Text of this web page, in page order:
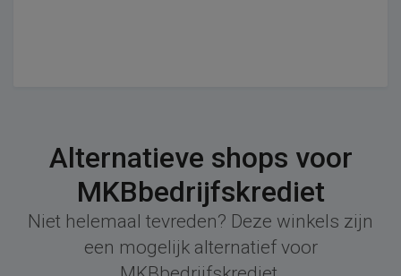
Alternatieve shops voor
MKBbedrijfskrediet
Niet helemaal tevreden? Deze winkels zijn
een mogelijk alternatief voor